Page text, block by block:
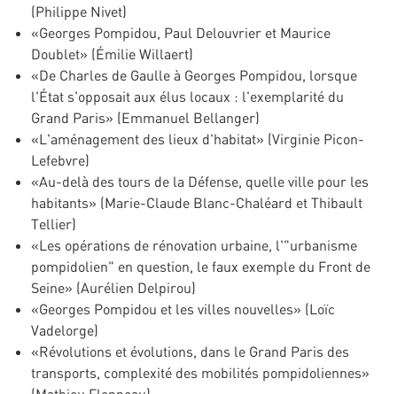
(Philippe Nivet)
«Georges Pompidou, Paul Delouvrier et Maurice
Doublet» (Émilie Willaert)
«De Charles de Gaulle à Georges Pompidou, lorsque
l'État s'opposait aux élus locaux : l'exemplarité du
Grand Paris» (Emmanuel Bellanger)
«L'aménagement des lieux d'habitat» (Virginie Picon-
Lefebvre)
«Au-delà des tours de la Défense, quelle ville pour les
habitants» (Marie-Claude Blanc-Chaléard et Thibault
Tellier)
«Les opérations de rénovation urbaine, l'"urbanisme
pompidolien" en question, le faux exemple du Front de
Seine» (Aurélien Delpirou)
«Georges Pompidou et les villes nouvelles» (Loïc
Vadelorge)
«Révolutions et évolutions, dans le Grand Paris des
transports, complexité des mobilités pompidoliennes»